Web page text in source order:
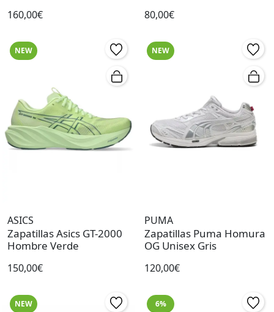
160,00€ 80,00€
NEW
ASICS
Zapatillas Asics GT-2000
Hombre Verde
150,00€
NEW
PUMA
Zapatillas Puma Homura
OG Unisex Gris
120,00€
NEW
6%